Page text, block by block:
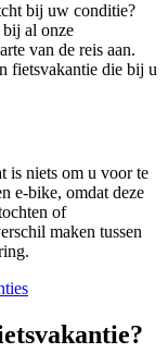
bij uw conditie?
bij al onze
van de reis aan.
fietsvakantie die bij u
is niets om u voor te
e-bike, omdat deze
of
maken tussen